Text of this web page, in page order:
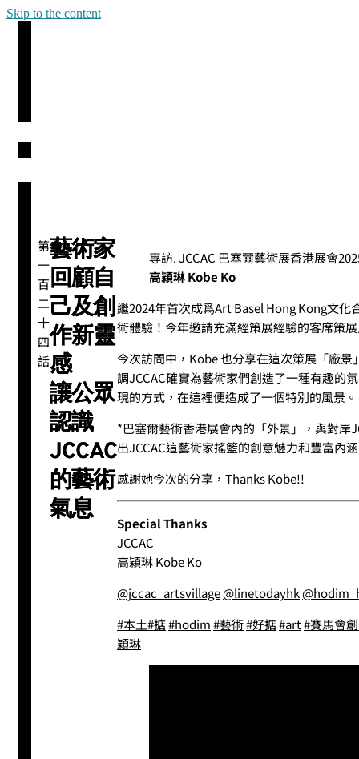
Skip to the content
第
一
百
二
十
四
話
藝術家
回顧自
己及創
作新靈
感
讓公眾
認識
JCCAC
的藝術
氣息
專訪. JCCAC 巴塞爾藝術展香港展會
高穎琳 Kobe Ko
繼2024年首次成爲Art Basel Hong Kong文化
術體驗！今年邀請充滿經策展經驗的客席策
今次訪問中，Kobe 也分享在這次策展「廠
調JCCAC確實為藝術家們創造了一種有趣的
現的方式，在這裡便造成了一個特別的風景。
*巴塞爾藝術香港展會內的「外景」，與對岸
出JCCAC這藝術家搖籃的創意魅力和豐富內
感謝她今次的分享，Thanks Kobe!!
Special Thanks
JCCAC
高穎琳 Kobe Ko
@jccac_artsvillage@linetodayhk
#本土#掂#hodim#藝術#好掂#art#賽馬會
穎琳